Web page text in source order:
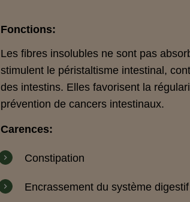
Fonctions:
Les fibres insolubles ne sont pas
stimulent le péristaltisme intestinal,
des intestins. Elles favorisent la
prévention de cancers intestinaux.
Carences:
Constipation
Encrassement du système digestif